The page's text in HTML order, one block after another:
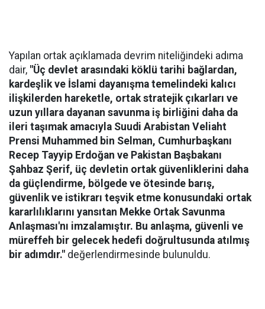
Yapılan ortak açıklamada devrim niteliğindeki adıma
dair, "Üç devlet arasındaki köklü tarihi bağlardan,
kardeşlik ve İslami dayanışma temelindeki kalıcı
ilişkilerden hareketle, ortak stratejik çıkarları ve
uzun yıllara dayanan savunma iş birliğini daha da
ileri taşımak amacıyla Suudi Arabistan Veliaht
Prensi Muhammed bin Selman, Cumhurbaşkanı
Recep Tayyip Erdoğan ve Pakistan Başbakanı
Şahbaz Şerif, üç devletin ortak güvenliklerini daha
da güçlendirme, bölgede ve ötesinde barış,
güvenlik ve istikrarı teşvik etme konusundaki ortak
kararlılıklarını yansıtan Mekke Ortak Savunma
Anlaşması'nı imzalamıştır. Bu anlaşma, güvenli ve
müreffeh bir gelecek hedefi doğrultusunda atılmış
bir adımdır." değerlendirmesinde bulunuldu.